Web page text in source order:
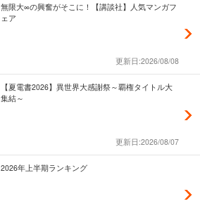
無限大∞の興奮がそこに！【講談社】人気マンガフ
ェア
更新日:2026/08/08
【夏電書2026】異世界大感謝祭～覇権タイトル大
集結～
更新日:2026/08/07
2026年上半期ランキング